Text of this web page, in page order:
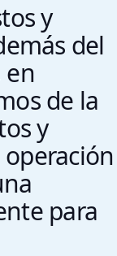
y
del
en
de la
y
para